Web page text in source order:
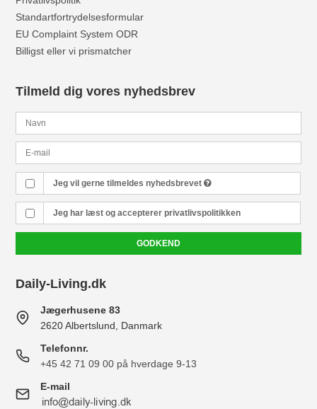
Standartfortrydelsesformular
EU Complaint System ODR
Billigst eller vi prismatcher
Tilmeld dig vores nyhedsbrev
Jeg vil gerne tilmeldes nyhedsbrevet
Jeg har læst og accepterer privatlivspolitikken
GODKEND
Daily-Living.dk
Jægerhusene 83
2620 Albertslund, Danmark
Telefonnr.
+45 42 71 09 00 på hverdage 9-13
E-mail